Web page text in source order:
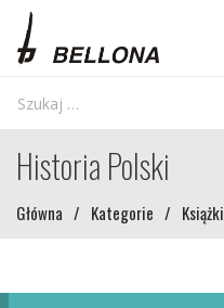
Historia Polski
Główna / Kategorie / Książki